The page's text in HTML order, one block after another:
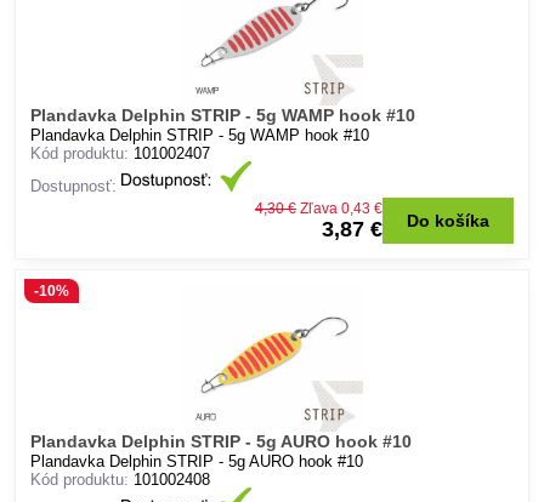
Plandavka Delphin STRIP - 5g WAMP hook #10
Plandavka Delphin STRIP - 5g WAMP hook #10
Kód produktu: 101002407
Dostupnosť:
3,87 €
4,30 € Zľava 0,43 €
Do košíka
Plandavka Delphin STRIP - 5g AURO hook #10
-10%
Plandavka Delphin STRIP - 5g AURO hook #10
Kód produktu: 101002408